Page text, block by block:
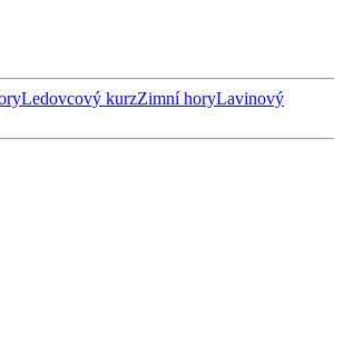
Ledovcový kurzZimní horyLavinový